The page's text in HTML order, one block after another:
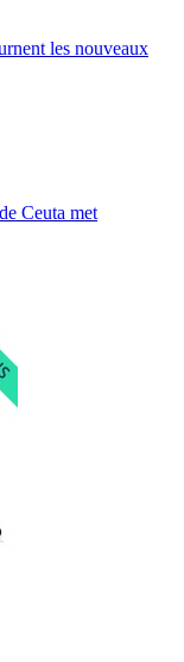
les nouveaux
Ceuta met